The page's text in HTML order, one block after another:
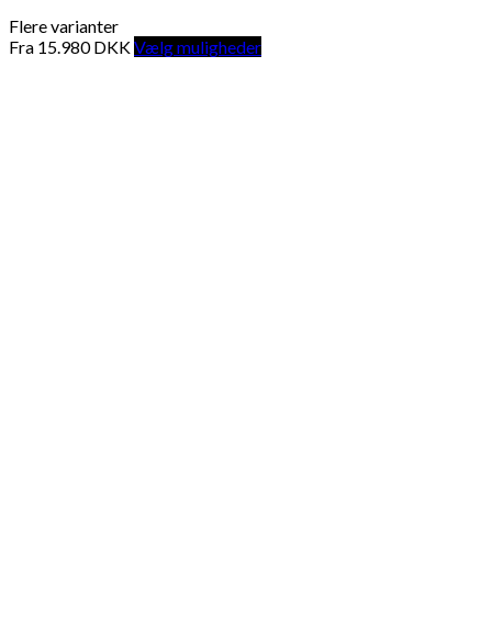
Flere varianter
Fra 15.980DKKVælg muligheder